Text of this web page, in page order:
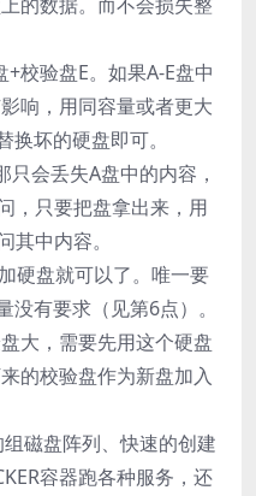
校验盘E。如果A-E盘中
响，用同容量或者更大
坏的硬盘即可。
会丢失A盘中的内容，
，只要把盘拿出来，用
其中内容。
硬盘就可以了。唯一要
有要求（见第6点）。
大，需要先用这个硬盘
的校验盘作为新盘加入
磁盘阵列、快速的创建
容器跑各种服务，还